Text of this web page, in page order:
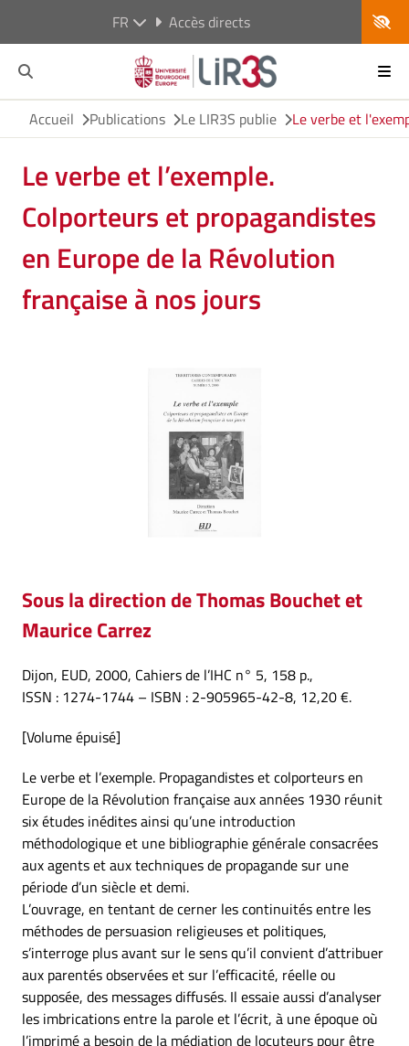
FR Accès directs
Accueil Publications Le LIR3S publie Le verbe et
Le verbe et l’exemple.
Colporteurs et propagandistes
en Europe de la Révolution
française à nos jours
Sous la direction de Thomas Bouchet et
Maurice Carrez
Dijon, EUD, 2000, Cahiers de l’IHC n° 5, 158 p.,
ISSN : 1274-1744 – ISBN : 2-905965-42-8, 12,20 €.
[Volume épuisé]
Le verbe et l’exemple. Propagandistes et colporteurs en
Europe de la Révolution française aux années 1930 réunit
six études inédites ainsi qu’une introduction
méthodologique et une bibliographie générale consacrées
aux agents et aux techniques de propagande sur une
période d’un siècle et demi.
L’ouvrage, en tentant de cerner les continuités entre les
méthodes de persuasion religieuses et politiques,
s’interroge plus avant sur le sens qu’il convient d’attribuer
aux parentés observées et sur l’efficacité, réelle ou
supposée, des messages diffusés. Il essaie aussi d’analyser
les imbrications entre la parole et l’écrit, à une époque où
l’imprimé a besoin de la médiation de locuteurs pour être